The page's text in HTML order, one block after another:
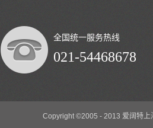
Copyright ©2005 - 2013 爱阔特上
全国统一服务热线
021-54468678